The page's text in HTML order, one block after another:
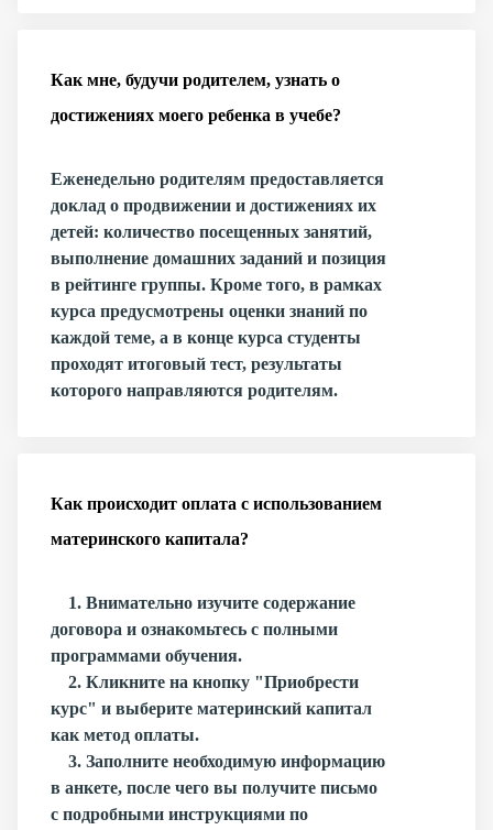
Как мне, будучи родителем, узнать о
достижениях моего ребенка в учебе?
Еженедельно родителям предоставляется
доклад о продвижении и достижениях их
детей: количество посещенных занятий,
выполнение домашних заданий и позиция
в рейтинге группы. Кроме того, в рамках
курса предусмотрены оценки знаний по
каждой теме, а в конце курса студенты
проходят итоговый тест, результаты
которого направляются родителям.
Как происходит оплата с использованием
материнского капитала?
1. Внимательно изучите содержание
договора и ознакомьтесь с полными
программами обучения.
2. Кликните на кнопку "Приобрести
курс" и выберите материнский капитал
как метод оплаты.
3. Заполните необходимую информацию
в анкете, после чего вы получите письмо
с подробными инструкциями по